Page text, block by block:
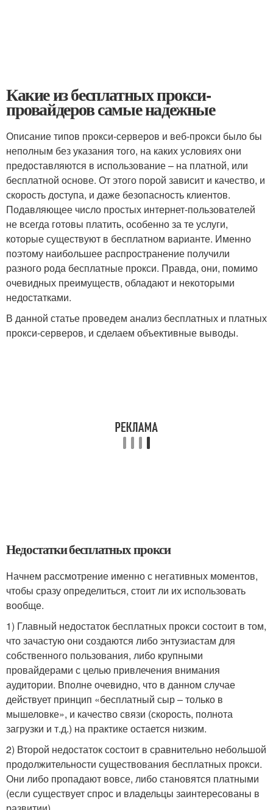
Какие из бесплатных прокси-
провайдеров самые надежные
Описание типов прокси-серверов и веб-прокси было бы
неполным без указания того, на каких условиях они
предоставляются в использование – на платной, или
бесплатной основе. От этого порой зависит и качество, и
скорость доступа, и даже безопасность клиентов.
Подавляющее число простых интернет-пользователей
не всегда готовы платить, особенно за те услуги,
которые существуют в бесплатном варианте. Именно
поэтому наибольшее распространение получили
разного рода бесплатные прокси. Правда, они, помимо
очевидных преимуществ, обладают и некоторыми
недостатками.
В данной статье проведем анализ бесплатных и платных
прокси-серверов, и сделаем объективные выводы.
Недостатки бесплатных прокси
Начнем рассмотрение именно с негативных моментов,
чтобы сразу определиться, стоит ли их использовать
вообще.
1) Главный недостаток бесплатных прокси состоит в том,
что зачастую они создаются либо энтузиастам для
собственного пользования, либо крупными
провайдерами с целью привлечения внимания
аудитории. Вполне очевидно, что в данном случае
действует принцип «бесплатный сыр – только в
мышеловке», и качество связи (скорость, полнота
загрузки и т.д.) на практике остается низким.
2) Второй недостаток состоит в сравнительно небольшой
продолжительности существования бесплатных прокси.
Они либо пропадают вовсе, либо становятся платными
(если существует спрос и владельцы заинтересованы в